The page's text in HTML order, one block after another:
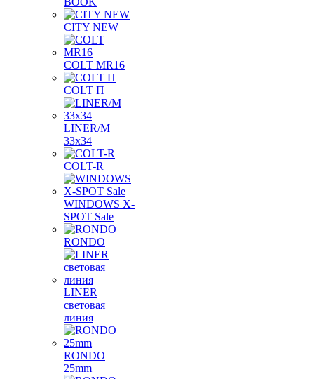
CITY NEW
COLT MR16
COLT П
LINER/М
33х34
COLT-R
WINDOWS X-
SPOT Sale
RONDO
LINER
световая
линия
RONDO
25mm